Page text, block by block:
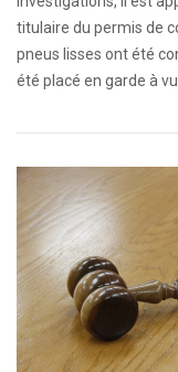
titulaire du permis de
pneus lisses ont été
été placé en garde à